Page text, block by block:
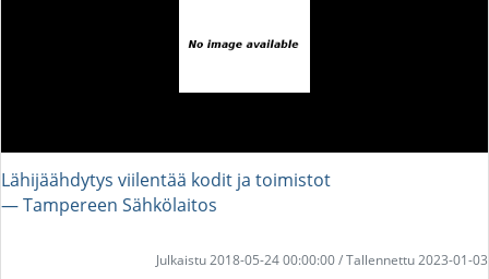
Lähijäähdytys viilentää kodit ja toimistot
― Tampereen Sähkölaitos
Julkaistu 2018-05-24 00:00:00 / Tallennettu 2023-01-03